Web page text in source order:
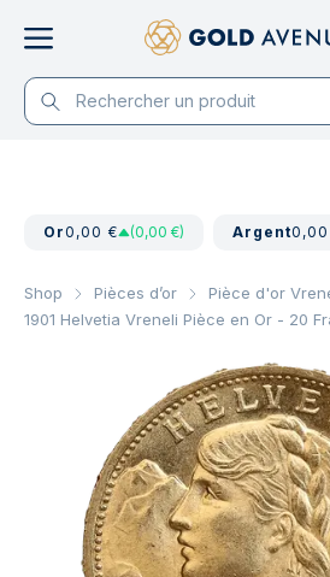
Or0,00 € (0,00 €) Argent
Shop Pièces d’or
Pièce d'or
1901 Helvetia Vreneli Pièce en Or - 20